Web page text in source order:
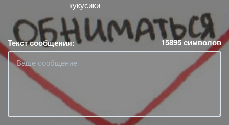
кукусики
Текст сообщения: 15895символов